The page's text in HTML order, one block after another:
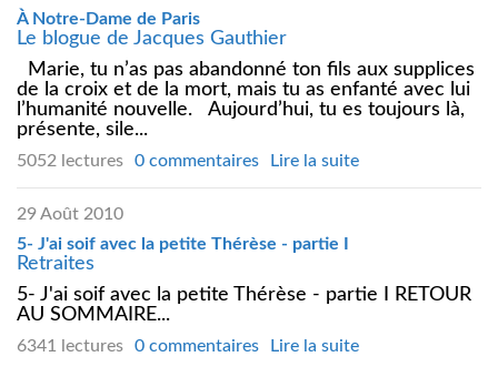
À Notre-Dame de Paris
Le blogue de Jacques Gauthier
Marie, tu n’as pas abandonné ton fils aux supplices
de la croix et de la mort, mais tu as enfanté avec lui
l’humanité nouvelle. Aujourd’hui, tu es toujours là,
présente, sile...
5052 lectures 0 commentaires Lire la suite
29 Août 2010
5- J'ai soif avec la petite Thérèse - partie I
Retraites
5- J'ai soif avec la petite Thérèse - partie I RETOUR
AU SOMMAIRE...
6341 lectures 0 commentaires Lire la suite